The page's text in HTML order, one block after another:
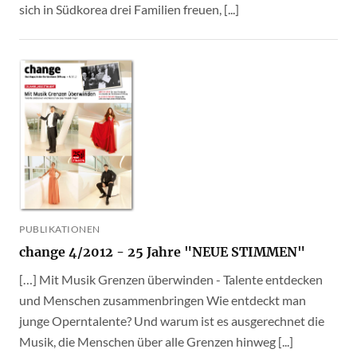
sich in Südkorea drei Familien freuen, [...]
PUBLIKATIONEN
change 4/2012 - 25 Jahre "NEUE STIMMEN"
[…] Mit Musik Grenzen überwinden - Talente entdecken
und Menschen zusammenbringen Wie entdeckt man
junge Operntalente? Und warum ist es ausgerechnet die
Musik, die Menschen über alle Grenzen hinweg [...]